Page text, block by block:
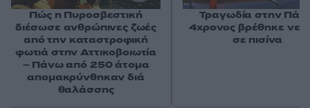
Πώς η Πυροσβεστική
διέσωσε ανθρώπινες ζωές
από την καταστροφική
φωτιά στην Αττικοβοιωτία
– Πάνω από 250 άτομα
απομακρύνθηκαν διά
θαλάσσης
Τραγωδία στην
4χρονος βρέθηκε
σε πισίνα